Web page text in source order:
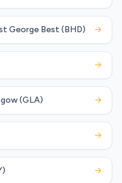
George Best (BHD) →
→
(GLA) →
→
→